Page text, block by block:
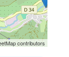
contributors